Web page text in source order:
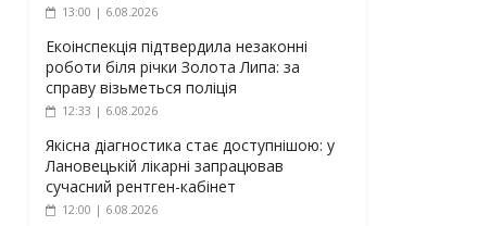
13:00 | 6.08.2026
Екоінспекція підтвердила незаконні
роботи біля річки Золота Липа: за
справу візьметься поліція
12:33 | 6.08.2026
Якісна діагностика стає доступнішою: у
Лановецькій лікарні запрацював
сучасний рентген-кабінет
12:00 | 6.08.2026